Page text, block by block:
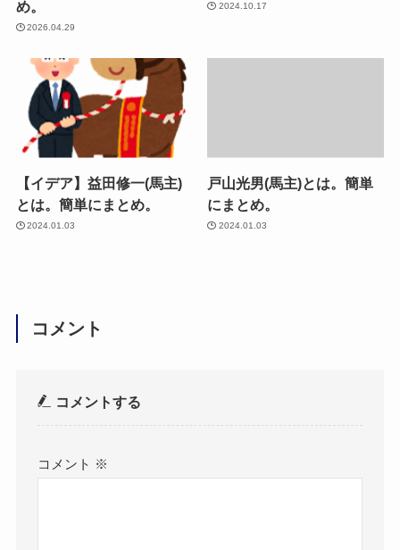
め。
2026.04.29
2024.10.17
【イデア】益田修一(馬主)
とは。簡単にまとめ。
2024.01.03
戸山光男(馬主)とは。簡単
にまとめ。
2024.01.03
コメント
コメントする
コメント ※